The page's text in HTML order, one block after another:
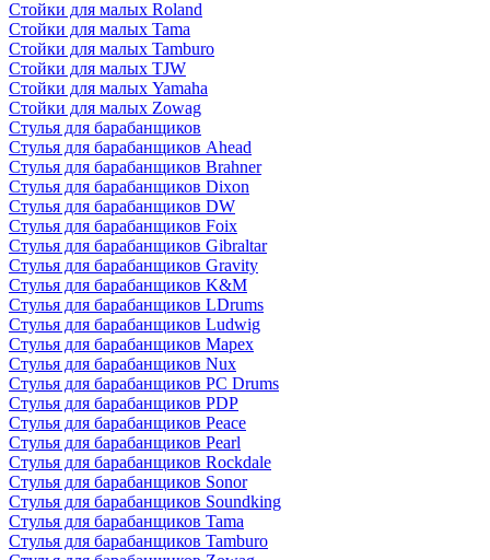
Стойки для малых Roland
Стойки для малых Tama
Стойки для малых Tamburo
Стойки для малых TJW
Стойки для малых Yamaha
Стойки для малых Zowag
Стулья для барабанщиков
Стулья для барабанщиков Ahead
Стулья для барабанщиков Brahner
Стулья для барабанщиков Dixon
Стулья для барабанщиков DW
Стулья для барабанщиков Foix
Стулья для барабанщиков Gibraltar
Стулья для барабанщиков Gravity
Стулья для барабанщиков K&M
Стулья для барабанщиков LDrums
Стулья для барабанщиков Ludwig
Стулья для барабанщиков Mapex
Стулья для барабанщиков Nux
Стулья для барабанщиков PC Drums
Стулья для барабанщиков PDP
Стулья для барабанщиков Peace
Стулья для барабанщиков Pearl
Стулья для барабанщиков Rockdale
Стулья для барабанщиков Sonor
Стулья для барабанщиков Soundking
Стулья для барабанщиков Tama
Стулья для барабанщиков Tamburo